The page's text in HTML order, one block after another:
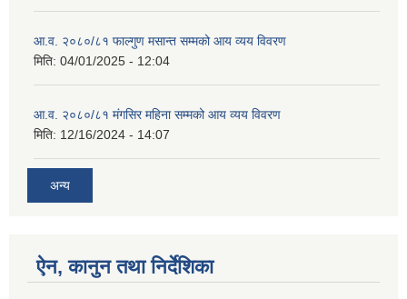
आ.व. २०८०/८१ फाल्गुण मसान्त सम्मको आय व्यय विवरण
मिति: 04/01/2025 - 12:04
आ.व. २०८०/८१ मंगसिर महिना सम्मको आय व्यय विवरण
मिति: 12/16/2024 - 14:07
अन्य
ऐन, कानुन तथा निर्देशिका